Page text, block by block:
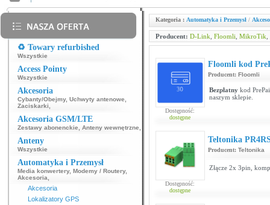
♻️ Towary refurbished
Wszystkie
Access Pointy
Wszystkie
Akcesoria
Cybanty/Obejmy, Uchwyty antenowe
Zaciskarki
Akcesoria GSM/LTE
Zestawy abonenckie Anteny wewnętrzne
Anteny
Wszystkie
Automatyka i Przemysł
Media konwertery, Modemy / Routery,
Akcesoria
Akcesoria
Lokalizatory GPS
Kategoria : Automatyka i Przemysł/
Producent: D-Link Floomli MikroTik
Dostępność:
dostępne
Floomli kod
Producent: Floomli
Bezpłatnykod
naszym sklepie.
Dostępność:
dostępne
Teltonika
Producent: Teltonika
Złącze 2x 3pin,